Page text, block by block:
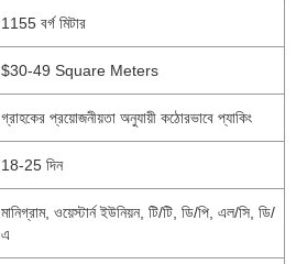
1155 বর্গ মিটার
$30-49 Square Meters
গ্রাহকের প্রয়োজনীয়তা অনুযায়ী কঠোরভাবে প্যাকিং
18-25 দিন
মানিগ্রাম, ওয়েস্টার্ন ইউনিয়ন, টি/টি, ডি/পি, এল/সি, ডি/
এ